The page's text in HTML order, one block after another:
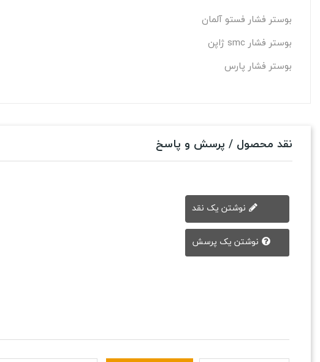
بوستر فشار فستو آلمان
بوستر فشار smc ژاپن
بوستر فشار پارس
نقد محصول / پرسش و پاسخ
نوشتن یک پرسش